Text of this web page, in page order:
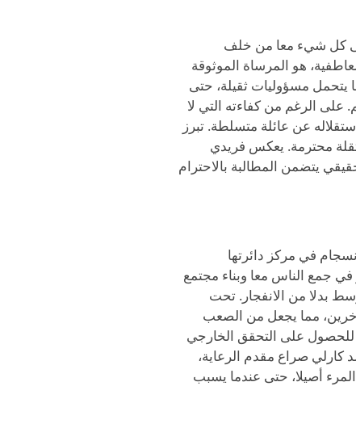
كل شيء معا من خلف
هو المرساة الموثوقة
ما يتحمل مسؤوليات ثقيلة، حتى
الرغم من كفاءته التي لا
عن عائلة متسلطة. تبرز
محترمة. يعكس فريدي
يتضمن المطالبة بالاحترام
في مركز دائرتها
في جمع الناس معا وبناء مجتمع
بدلا من الانفجار. تحت
مما يجعل من الصعب
للحصول على التحقق الخارجي
كارلي صراع مقدم الرعاية،
أصيلا، حتى عندما يسبب